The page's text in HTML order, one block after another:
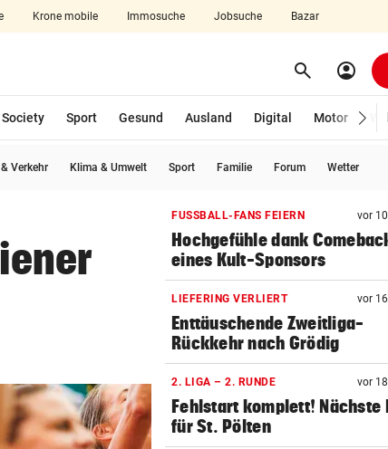
Krone mobile Immosuche Jobsuche Bazar
aufklappen search Suchen
account_circle
Society Sport Gesund Ausland Digital Motor
Verkehr Klima & Umwelt Sport Familie Forum Wetter
FUSSBALL-FANS FEIERN vor
Hochgefühle dank
eines Kult-Sponsors
LIEFERING VERLIERT vor
Enttäuschende Zweitliga-
Rückkehr nach Grödig
2. LIGA – 2. RUNDE vor
Fehlstart komplett! Nächste
für St. Pölten